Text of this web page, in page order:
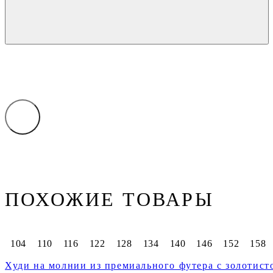
ПОХОЖИЕ ТОВАРЫ
104 110 116 122 128 134 140 146 152 158
Худи на молнии из премиального футера с